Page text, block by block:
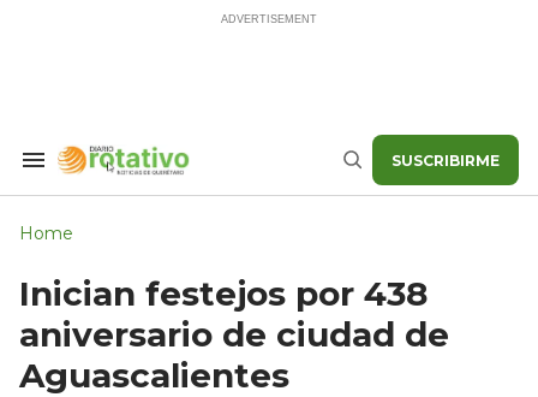
Search
Buscar SUSCRIBIRME
Home
Inician festejos por 438
aniversario de ciudad de
Aguascalientes